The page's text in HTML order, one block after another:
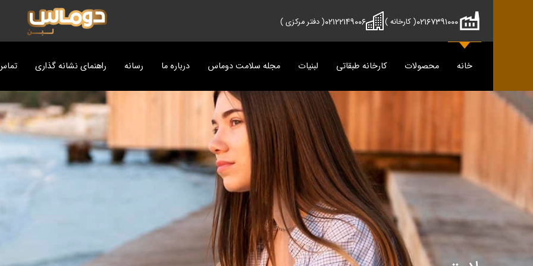
۰۲۱۶۷۳۹۱۰۰۰( کارخانه ) ۰۲۱۲۲۱۴۹۰۰۶( دفتر مرکزی )
خانه محصولات کارخانه طبقاتی لبنیات مجله سلامت دوماس درباره ما رسانه راهنمای نشانه گذاری
محصولات
دوماس
شیر
دوغ
ماست
پنیر
تمیس
پنیر
دوغ
رسانه
مجله آشپزی دوماس